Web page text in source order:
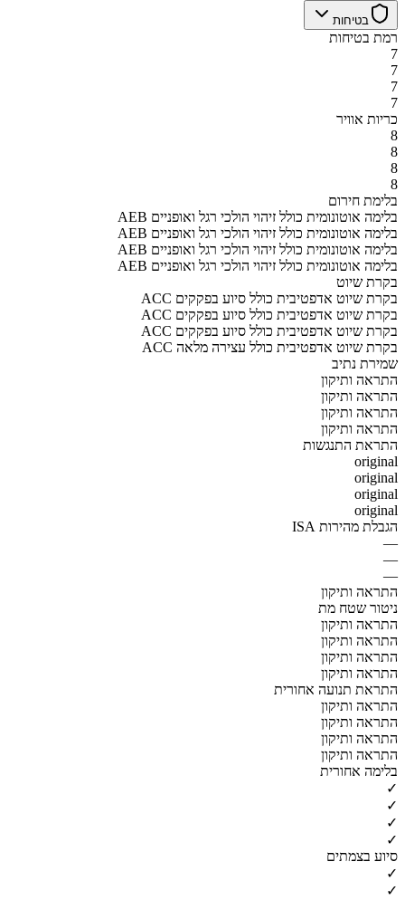
בטיחות
רמת בטיחות
7
7
7
7
כריות אוויר
8
8
8
8
בלימת חירום
AEB בלימה אוטונומית כולל זיהוי הולכי רגל ואופניים
AEB בלימה אוטונומית כולל זיהוי הולכי רגל ואופניים
AEB בלימה אוטונומית כולל זיהוי הולכי רגל ואופניים
AEB בלימה אוטונומית כולל זיהוי הולכי רגל ואופניים
בקרת שיוט
ACC בקרת שיוט אדפטיבית כולל סיוע בפקקים
ACC בקרת שיוט אדפטיבית כולל סיוע בפקקים
ACC בקרת שיוט אדפטיבית כולל סיוע בפקקים
ACC בקרת שיוט אדפטיבית כולל עצירה מלאה
שמירת נתיב
התראה ותיקון
התראה ותיקון
התראה ותיקון
התראה ותיקון
התראת התנגשות
original
original
original
original
הגבלת מהירות ISA
—
—
—
התראה ותיקון
ניטור שטח מת
התראה ותיקון
התראה ותיקון
התראה ותיקון
התראה ותיקון
התראת תנועה אחורית
התראה ותיקון
התראה ותיקון
התראה ותיקון
התראה ותיקון
בלימה אחורית
✓
✓
✓
✓
סיוע בצמתים
✓
✓